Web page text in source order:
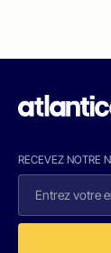
RECEVEZ NOTRE